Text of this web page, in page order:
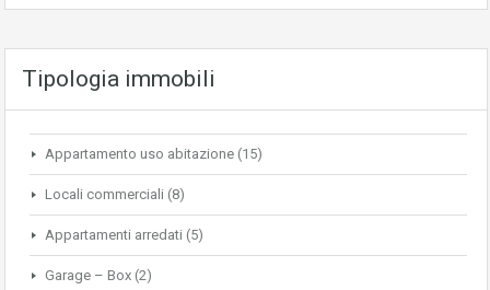
Tipologia immobili
Appartamento uso abitazione (15)
Locali commerciali (8)
Appartamenti arredati (5)
Garage – Box (2)